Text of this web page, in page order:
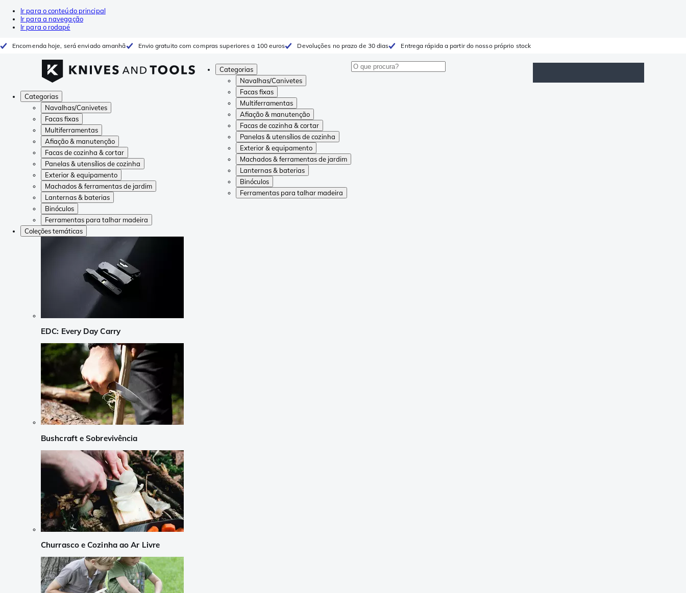
Ir para o conteúdo principal
Ir para a navegação
Ir para o rodapé
Encomenda hoje, será enviado amanhã Envio gratuito com compras superiores a 100 euros Devoluções no prazo de 30 dias Entrega rápida a partir do nosso próprio stock
Categorias
Navalhas/Canivetes
Facas fixas
Multiferramentas
Afiação & manutenção
Facas de cozinha & cortar
Panelas & utensílios de cozinha
Exterior & equipamento
Machados & ferramentas de jardim
Lanternas & baterias
Binóculos
Ferramentas para talhar madeira
Categorias
Navalhas/Canivetes
Facas fixas
Multiferramentas
Afiação & manutenção
Facas de cozinha & cortar
Panelas & utensílios de cozinha
Exterior & equipamento
Machados & ferramentas de jardim
Lanternas & baterias
Binóculos
Ferramentas para talhar madeira
Coleções temáticas
EDC: Every Day Carry
Bushcraft e Sobrevivência
Churrasco e Cozinha ao Ar Livre